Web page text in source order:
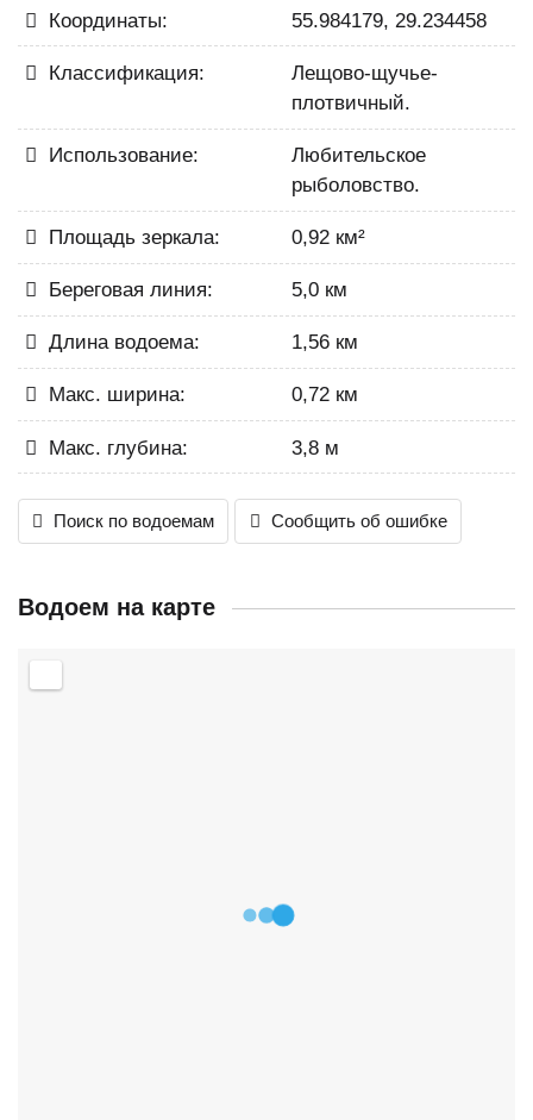
Координаты: 55.984179, 29.234458
Классификация:
Лещово-щучье-
плотвичный.
Использование:
Любительское
рыболовство.
Площадь зеркала: 0,92 км²
Береговая линия: 5,0 км
Длина водоема: 1,56 км
Макс. ширина: 0,72 км
Макс. глубина: 3,8 м
Поиск по водоемам Сообщить об ошибке
Водоем на карте